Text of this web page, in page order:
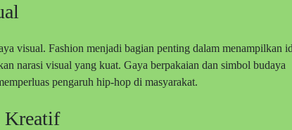
visual. Fashion menjadi bagian penting dalam menampilkan
narasi visual yang kuat. Gaya berpakaian dan simbol budaya
pengaruh hip-hop di masyarakat.
Kreatif